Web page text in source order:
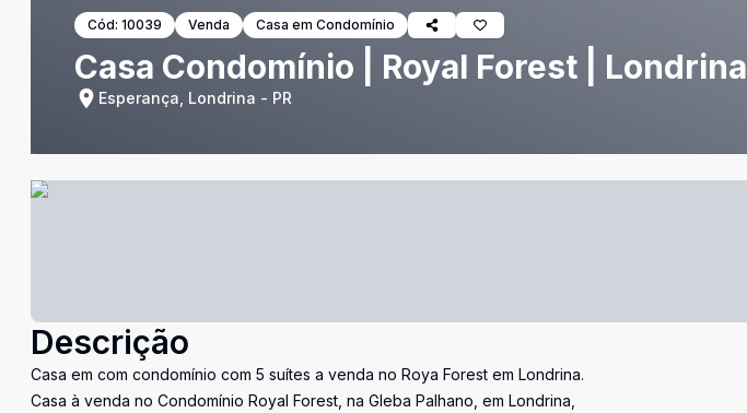
Cód: 10039 Venda Casa em Condomínio
Casa Condomínio | Royal Forest | Londrina
Esperança, Londrina - PR
Descrição
Casa em com condomínio com 5 suítes a venda no Roya Forest em Londrina.
Casa à venda no Condomínio Royal Forest, na Gleba Palhano, em Londrina,